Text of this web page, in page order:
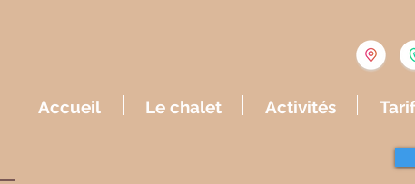
Accueil Le chalet Activités